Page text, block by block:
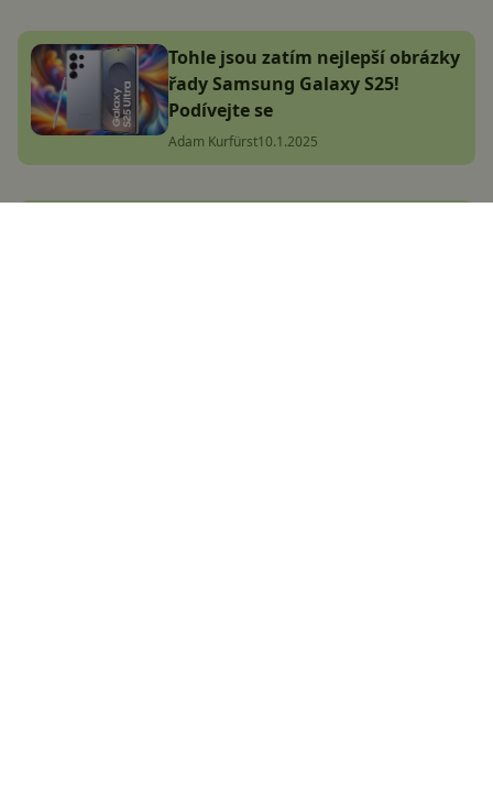
Tohle jsou zatím nejlepší obrázky
řady Samsung Galaxy S25!
Podívejte se
Adam Kurfürst10.1.2025